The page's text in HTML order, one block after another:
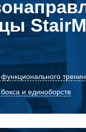
и единоборств